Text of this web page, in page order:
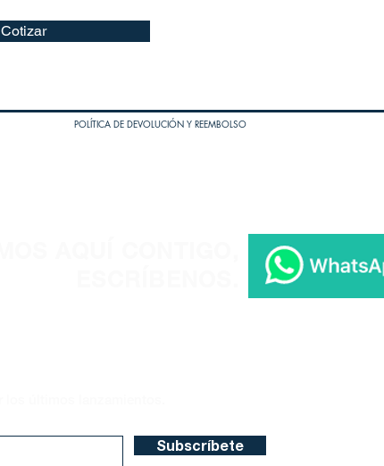
Cotizar
POLÍTICA DE DEVOLUCIÓN Y REEMBOLSO
Subscríbete